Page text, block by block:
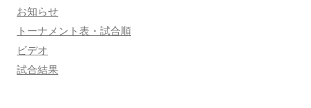
お知らせ
トーナメント表・試合順
ビデオ
試合結果